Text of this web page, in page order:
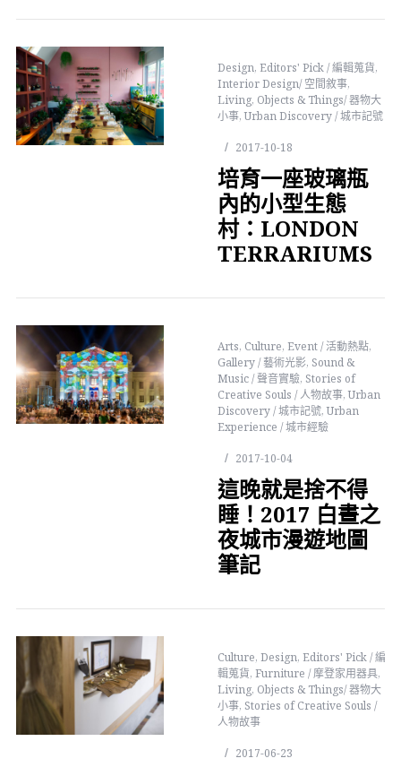
Design, Editors' Pick / 編輯蒐貨,
Interior Design/ 空間敘事,
Living, Objects & Things/ 器物大
小事,Urban Discovery / 城市記號
2017-10-18
培育一座玻璃瓶
內的小型生態
村：LONDON
TERRARIUMS
Arts, Culture, Event / 活動熱點,
Gallery / 藝術光影, Sound &
Music / 聲音實驗, Stories of
Creative Souls / 人物故事,Urban
Discovery / 城市記號,Urban
Experience / 城市經驗
2017-10-04
這晚就是捨不得
睡！2017 白晝之
夜城市漫遊地圖
筆記
Culture, Design, Editors' Pick / 編
輯蒐貨, Furniture / 摩登家用器具,
Living, Objects & Things/ 器物大
小事, Stories of Creative Souls /
人物故事
2017-06-23